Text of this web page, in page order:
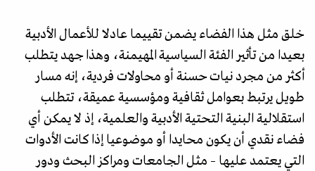
خلق مثل هذا الفضاء يضمن تقييما عادلا للأعمال الأدبية
بعيدا من تأثير الفئة السياسية المهيمنة، وهذا جهد يتطلب
أكثر من مجرد نيات حسنة أو محاولات فردية، إنه مسار
طويل يرتبط بعوامل ثقافية ومؤسسية عميقة، تتطلب
استقلالية البنية التحتية الأدبية والعلمية، إذ لا يمكن أي
فضاء نقدي أن يكون محايدا أو موضوعيا إذا كانت الأدوات
التي يعتمد عليها – مثل الجامعات ومراكز البحث ودور